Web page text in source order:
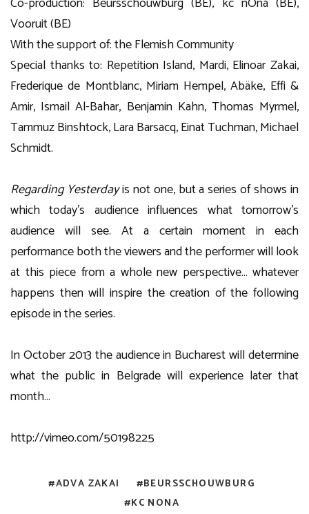
Vooruit (BE)
With the support of: the Flemish Community
Special thanks to: Repetition Island, Mardi, Elinoar Zakai,
Frederique de Montblanc, Miriam Hempel, Abäke, Effi &
Amir, Ismail Al-Bahar, Benjamin Kahn, Thomas Myrmel,
Tammuz Binshtock, Lara Barsacq, Einat Tuchman, Michael
Schmidt.
Regarding Yesterdayis not one, but a series of shows in
which today’s audience influences what tomorrow’s
audience will see. At a certain moment in each
performance both the viewers and the performer will look
at this piece from a whole new perspective… whatever
happens then will inspire the creation of the following
episode in the series.
In October 2013 the audience in Bucharest will determine
what the public in Belgrade will experience later that
month…
http://vimeo.com/50198225
ADVA ZAKAI
BEURSSCHOUWBURG
KC NONA